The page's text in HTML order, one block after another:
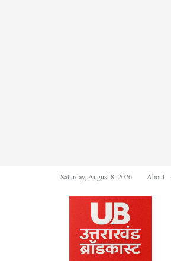
Saturday, August 8, 2026 About